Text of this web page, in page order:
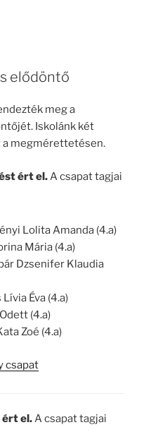
elődöntő
meg a
Iskolánk két
megmérettetésen.
ért el. A csapat tagjai
Lolita Amanda (4.a)
Mária (4.a)
Dzsenifer Klaudia
Éva (4.a)
(4.a)
Zoé (4.a)
ért el. A csapat tagjai